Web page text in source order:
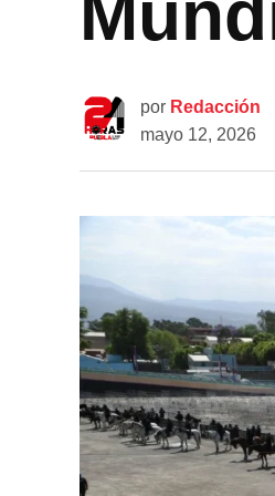
por Redacción
mayo 12, 2026